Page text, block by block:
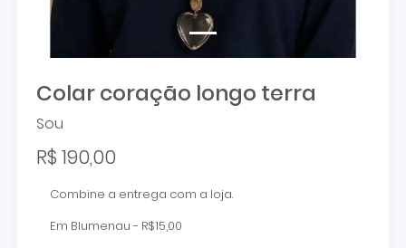
Colar coração longo terra
Sou
R$ 190,00
Combine a entrega com a loja.
Em Blumenau - R$15,00